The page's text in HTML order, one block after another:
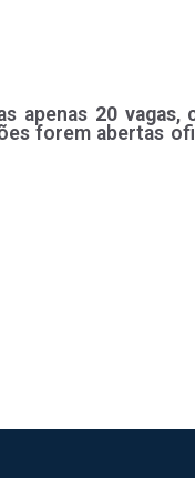
apenas 20 vagas,
forem abertas